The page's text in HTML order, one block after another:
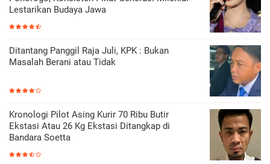
Lestarikan Budaya Jawa
Ditantang Panggil Raja Juli, KPK : Bukan
Masalah Berani atau Tidak
Kronologi Pilot Asing Kurir 70 Ribu Butir
Ekstasi Atau 26 Kg Ekstasi Ditangkap di
Bandara Soetta